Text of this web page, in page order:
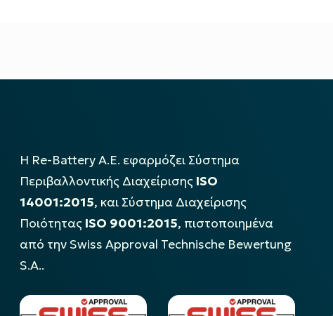
Η Re-Battery Α.Ε. εφαρμόζει Σύστημα
Περιβαλλοντικής Διαχείρισης ISO
14001:2015, και Σύστημα Διαχείρισης
Ποιότητας ISO 9001:2015, πιστοποιημένα
από την Swiss Approval Technische Bewertung
S.A..